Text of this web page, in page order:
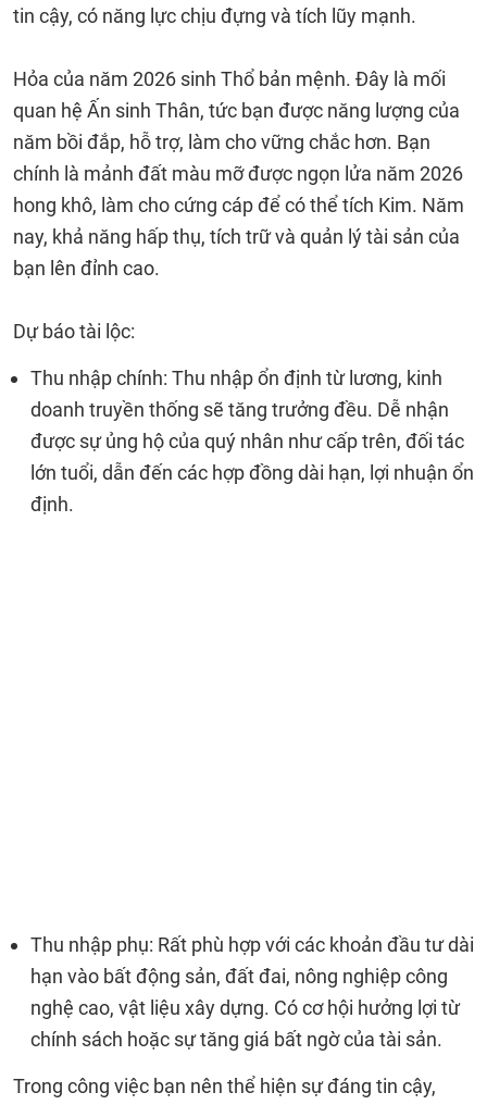
tin cậy, có năng lực chịu đựng và tích lũy mạnh.
Hỏa của năm 2026 sinh Thổ bản mệnh. Đây là mối
quan hệ Ấn sinh Thân, tức bạn được năng lượng của
năm bồi đắp, hỗ trợ, làm cho vững chắc hơn. Bạn
chính là mảnh đất màu mỡ được ngọn lửa năm 2026
hong khô, làm cho cứng cáp để có thể tích Kim. Năm
nay, khả năng hấp thụ, tích trữ và quản lý tài sản của
bạn lên đỉnh cao.
Dự báo tài lộc:
Thu nhập chính: Thu nhập ổn định từ lương, kinh
doanh truyền thống sẽ tăng trưởng đều. Dễ nhận
được sự ủng hộ của quý nhân như cấp trên, đối tác
lớn tuổi, dẫn đến các hợp đồng dài hạn, lợi nhuận ổn
định.
Thu nhập phụ: Rất phù hợp với các khoản đầu tư dài
hạn vào bất động sản, đất đai, nông nghiệp công
nghệ cao, vật liệu xây dựng. Có cơ hội hưởng lợi từ
chính sách hoặc sự tăng giá bất ngờ của tài sản.
Trong công việc bạn nên thể hiện sự đáng tin cậy,